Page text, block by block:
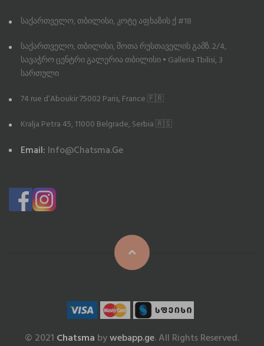
საქართველო, თბილისი, კოტე აფხაზის ქ #18
საქართველო, თბილისი, შოთა რუსთაველის გამზ. 2/4,
სავაჭრო ცენტრი გალერია თბილისი • Galleria Tbilisi, 3
სართული
74 rue d’Aboukir 75002 Paris, France 🇫🇷
Kralja Petra 45, 11000 Belgrade, Serbia 🇷🇸
Email: Info@chatsma.ge
© 2021 Chatsma bywebapp.ge. All Rights Reserved.